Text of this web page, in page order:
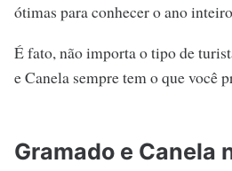
ótimas para conhecer o ano
É fato, não importa o tipo de
e Canela sempre tem o que você
Gramado e Canela